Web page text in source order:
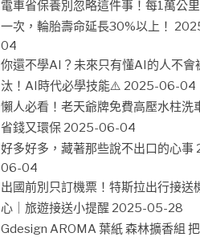
電車省保養別忽略這件事！每1萬公
一次，輪胎壽命延長30%以上！
04
你還不學AI？未來只有懂AI的人不會
汰！AI時代必學技能⚠️ 2025-06-04
懶人必看！老天爺牌免費高壓水柱洗
省錢又環保 2025-06-04
好多好多，藏著那些說不出口的心事
06-04
出國前別只訂機票！特斯拉出行接送
心｜旅遊接送小提醒 2025-05-28
Gdesign AROMA 葉紙 森林擴香組